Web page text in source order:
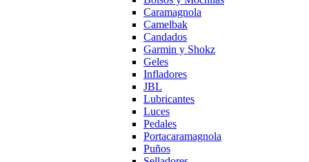
Caramagnola
Camelbak
Candados
Garmin y Shokz
Geles
Infladores
JBL
Lubricantes
Luces
Pedales
Portacaramagnola
Puños